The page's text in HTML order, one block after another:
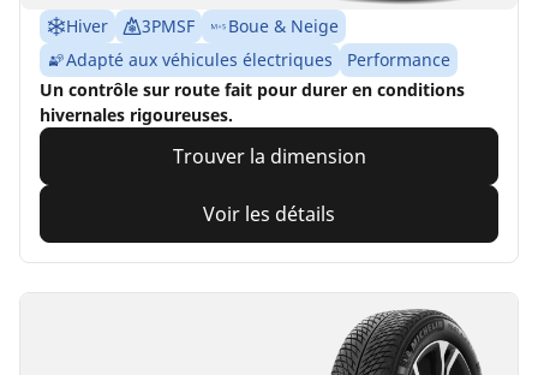
Hiver 3PMSF
Boue & Neige
Adapté aux véhicules électriques
Performance
Un contrôle sur route fait pour durer en conditions
hivernales rigoureuses.
Trouver la dimension
Voir les détails